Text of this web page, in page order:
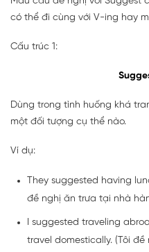
có thể đi cùng với V-ing hay
Cấu trúc 1:
Dùng trong tình huống khá
một đối tượng cụ thể nào.
Ví dụ:
They suggested having
đề nghị ăn trưa tại nhà
I suggested traveling
travel domestically. (Tôi